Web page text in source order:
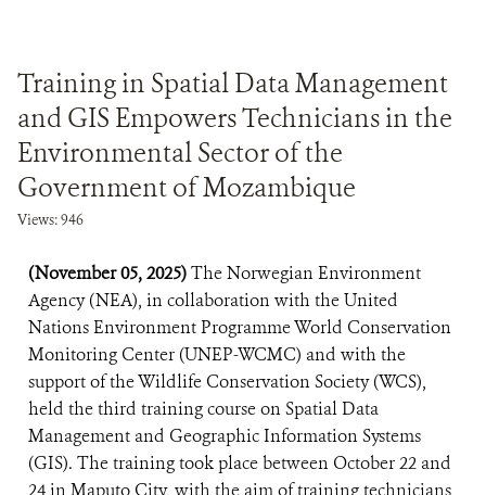
Training in Spatial Data Management
and GIS Empowers Technicians in the
Environmental Sector of the
Government of Mozambique
Views: 946
(November 05, 2025)The Norwegian Environment
Agency (NEA), in collaboration with the United
Nations Environment Programme World Conservation
Monitoring Center (UNEP-WCMC) and with the
support of the Wildlife Conservation Society (WCS),
held the third training course on Spatial Data
Management and Geographic Information Systems
(GIS). The training took place between October 22 and
24 in Maputo City, with the aim of training technicians